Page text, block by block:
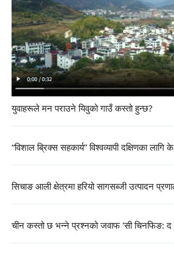
युवाहरूले मन पराउने यिवुको गाउँ कस्तो हुन्छ?
“विशाल ब्रिक्स सहकार्य” विश्वव्यापी दक्षिणका लागि
सिचाङ आली क्षेत्रमा हरियो सागसब्जी उत्पादन
चीन कस्तो छ भन्ने प्रश्नको जवाफ 'सी चिनफिङ: द